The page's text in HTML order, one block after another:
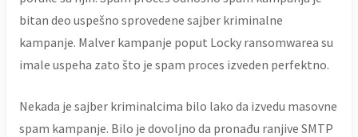
bitan deo uspešno sprovedene sajber kriminalne
kampanje. Malver kampanje poput Locky ransomwarea su
imale uspeha zato što je spam proces izveden perfektno.
Nekada je sajber kriminalcima bilo lako da izvedu masovne
spam kampanje. Bilo je dovoljno da pronađu ranjive SMTP